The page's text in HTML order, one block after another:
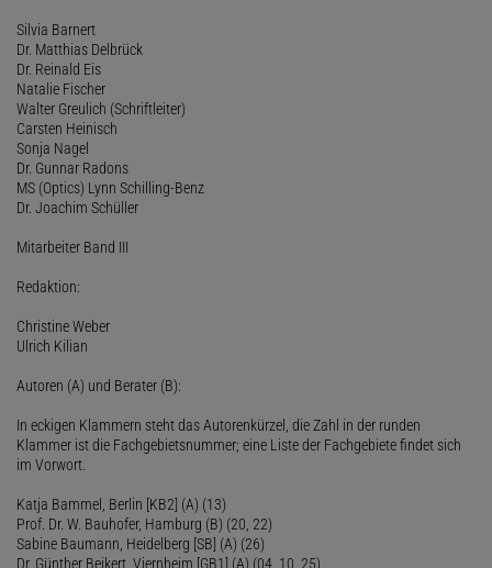
Silvia Barnert
Dr. Matthias Delbrück
Dr. Reinald Eis
Natalie Fischer
Walter Greulich (Schriftleiter)
Carsten Heinisch
Sonja Nagel
Dr. Gunnar Radons
MS (Optics) Lynn Schilling-Benz
Dr. Joachim Schüller
Mitarbeiter Band III
Redaktion:
Christine Weber
Ulrich Kilian
Autoren (A) und Berater (B):
In eckigen Klammern steht das Autorenkürzel, die Zahl in der runden
Klammer ist die Fachgebietsnummer; eine Liste der Fachgebiete findet sich
im Vorwort.
Katja Bammel, Berlin [KB2] (A) (13)
Prof. Dr. W. Bauhofer, Hamburg (B) (20, 22)
Sabine Baumann, Heidelberg [SB] (A) (26)
Dr. Günther Beikert, Viernheim [GB1] (A) (04, 10, 25)